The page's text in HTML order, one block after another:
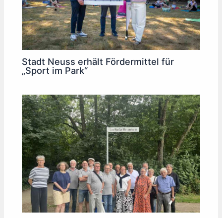
Stadt Neuss erhält Fördermittel für
„Sport im Park“